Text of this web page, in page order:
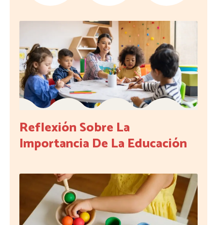
Reflexión Sobre La
Importancia De La Educación